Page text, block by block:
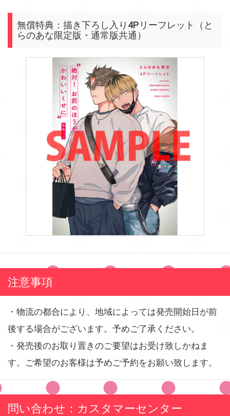
無償特典：描き下ろし入り4Pリーフレット（と
らのあな限定版・通常版共通）
注意事項
・物流の都合により、地域によっては発売開始日が前
後する場合がございます。予めご了承ください。
・発売後のお取り置きのご要望はお受け致しかねま
す。ご希望のお客様は予めご予約をお願い致します。
問い合わせ：カスタマーセンター